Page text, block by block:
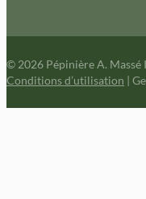
© 2026 Pépinière A. Massé
Conditions d’utilisation |